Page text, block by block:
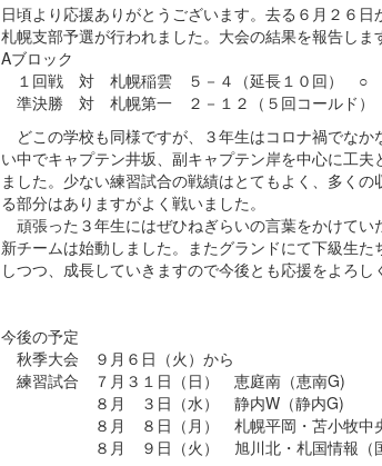
日頃より応援ありがとうございます。去る６月２６
札幌支部予選が行われました。大会の結果を報告しま
Aブロック
１回戦 対 札幌稲雲 ５－４（延長１０回） ○
準決勝 対 札幌第一 ２－１２（５回コールド
どこの学校も同様ですが、３年生はコロナ禍でなか
い中でキャプテン井坂、副キャプテン岸を中心に工夫
ました。少ない練習試合の戦績はとてもよく、多く
る部分はありますがよく戦いました。
頑張った３年生にはぜひねぎらいの言葉をかけてい
新チームは始動しました。またグランドにて下級生
しつつ、成長していきますので今後とも応援をよろし
今後の予定
秋季大会 ９月６日（火）から
練習試合 ７月３１日（日） 恵庭南（恵南G)
８月 ３日（水） 静内W（静内G)
８月 ８日（月） 札幌平岡・苫小牧中央
８月 ９日（火） 旭川北・札国情報（